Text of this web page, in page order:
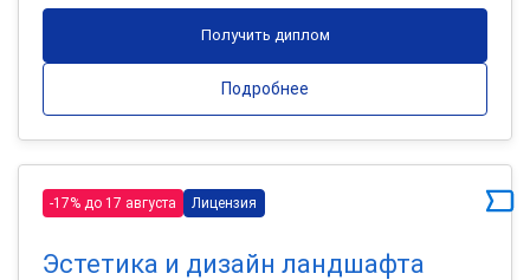
Получить диплом
Подробнее
-17% до 17 августа Лицензия
Эстетика и дизайн ландшафта